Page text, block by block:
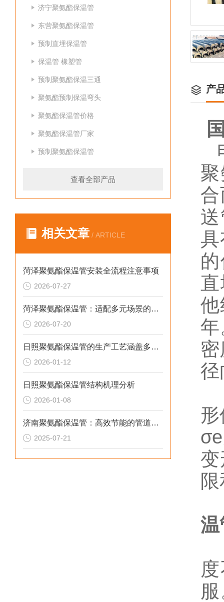
济宁聚氨酯保温管
东营聚氨酯保温管
预制直埋保温管
保温管 橡塑管
预制聚氨酯保温三通
聚氨酯预制保温弯头
聚氨酯保温管价格
聚氨酯保温管厂家
预制聚氨酯保温管
查看全部产品
相关文章 / ARTICLE
菏泽聚氨酯保温管安装全流程注意事项
2026-07-27
菏泽聚氨酯保温管：适配多元场景的高效保温输送材料
2026-07-20
日照聚氨酯保温管的生产工艺涵盖多个环节
2026-01-12
日照聚氨酯保温管结构机理分析
2026-01-08
济南聚氨酯保温管：高效节能的管道保温材料
2025-07-21
产
径
温